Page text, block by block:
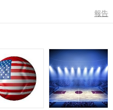
報告